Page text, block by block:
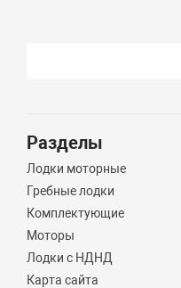
Разделы
Лодки моторные
Гребные лодки
Комплектующие
Моторы
Лодки с НДНД
Карта сайта